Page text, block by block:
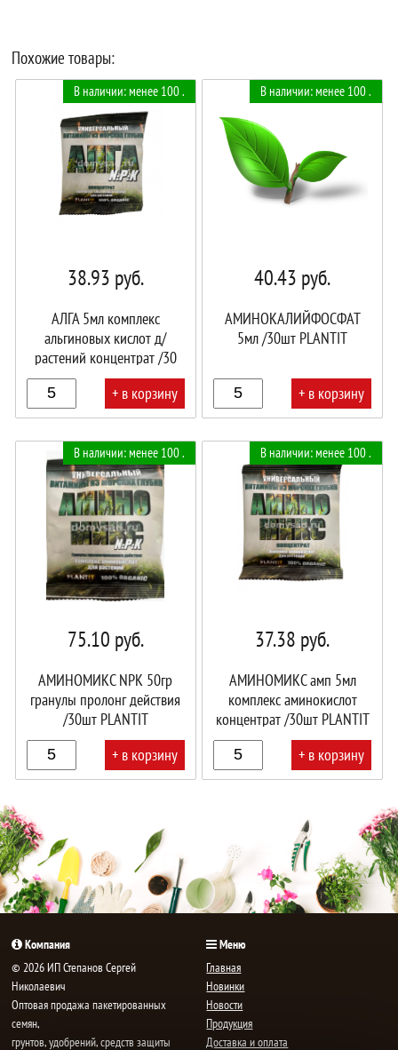
Похожие товары:
В наличии: менее 100 .
38.93 руб.
АЛГА 5мл комплекс
альгиновых кислот д/
растений концентрат /30
PLANTIT
+ в корзину
корзине!
В наличии: менее 100 .
40.43 руб.
АМИНОКАЛИЙФОСФАТ
5мл /30шт PLANTIT
+ в корзину
корзине!
В наличии: менее 100 .
75.10 руб.
АМИНОМИКС NPK 50гр
гранулы пролонг действия
/30шт PLANTIT
+ в корзину
корзине!
В наличии: менее 100 .
37.38 руб.
АМИНОМИКС амп 5мл
комплекс аминокислот
концентрат /30шт PLANTIT
+ в корзину
Компания
© 2026 ИП Степанов Сергей
Николаевич
Oптовая продажа пакетированных
семян,
грунтов, удобрений, средств защиты
Меню
Главная
Новинки
Новости
Продукция
Доставка и оплата